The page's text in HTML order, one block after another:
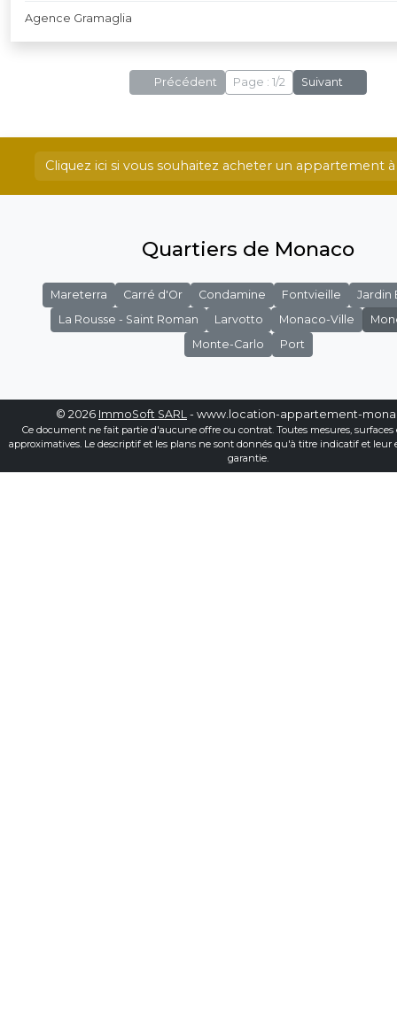
Agence Gramaglia
Précédent Page : 1/2 Suivant
Cliquez ici si vous souhaitez acheter un appartement
Quartiers de Monaco
Mareterra Carré d'Or Condamine Fontvieille
Jardin
La Rousse - Saint Roman
Larvotto Monaco-Ville
Monte-Carlo
Port
© 2026 ImmoSoft SARL - www.location-appartement-
Ce document ne fait partie d'aucune offre ou contrat. Toutes mesures, surfaces
approximatives. Le descriptif et les plans ne sont donnés qu'à titre indicatif et leur
garantie.